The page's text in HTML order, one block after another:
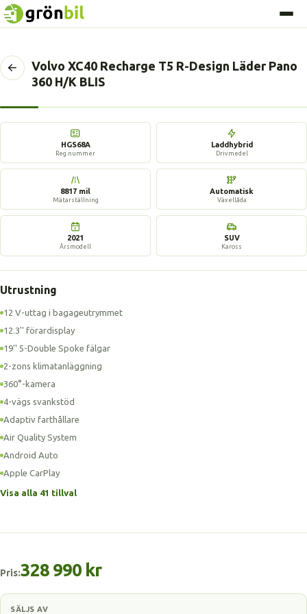
Tillbaka
sida
Volvo XC40 Recharge T5 R-Design Läder Pano
360 H/K BLIS
HGS68A
Reg.nummer
Laddhybrid
Drivmedel
8817 mil
Mätarställning
Automatisk
Växellåda
2021
Årsmodell
SUV
Kaross
Utrustning
12 V-uttag i bagageutrymmet
12.3'' förardisplay
19'' 5-Double Spoke fälgar
2-zons klimatanläggning
360°-kamera
4-vägs svankstöd
Adaptiv farthållare
Air Quality System
Android Auto
Apple CarPlay
Visa alla 41 tillval
Pris:328 990 kr
SÄLJS AV